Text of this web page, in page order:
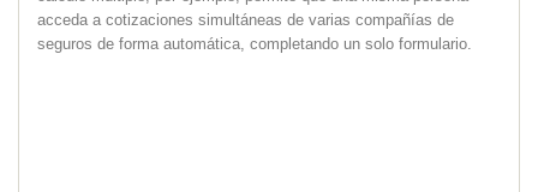
acceda a cotizaciones simultáneas de varias compañías de
seguros de forma automática, completando un solo formulario.